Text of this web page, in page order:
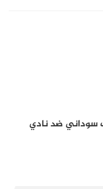
سوداني ضد نادي